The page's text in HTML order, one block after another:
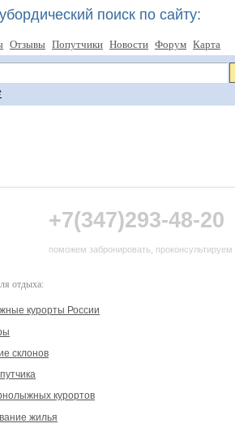
поиск по сайту:
Отзывы Попутчики Новости Форум Карта
+7(347)293-48-20
поможем забронировать, проконсультируем
отдыха:
курорты России
склонов
курортов
жилья